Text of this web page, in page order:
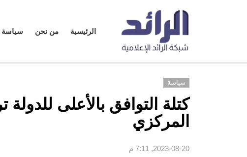
الرئيسية من نحن سياسة
سياسة
كتلة التوافق بالأعلى
المركزي
2023-08-20, 7:11 م